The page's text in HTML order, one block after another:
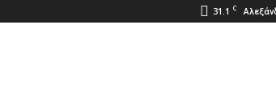
31.1 C